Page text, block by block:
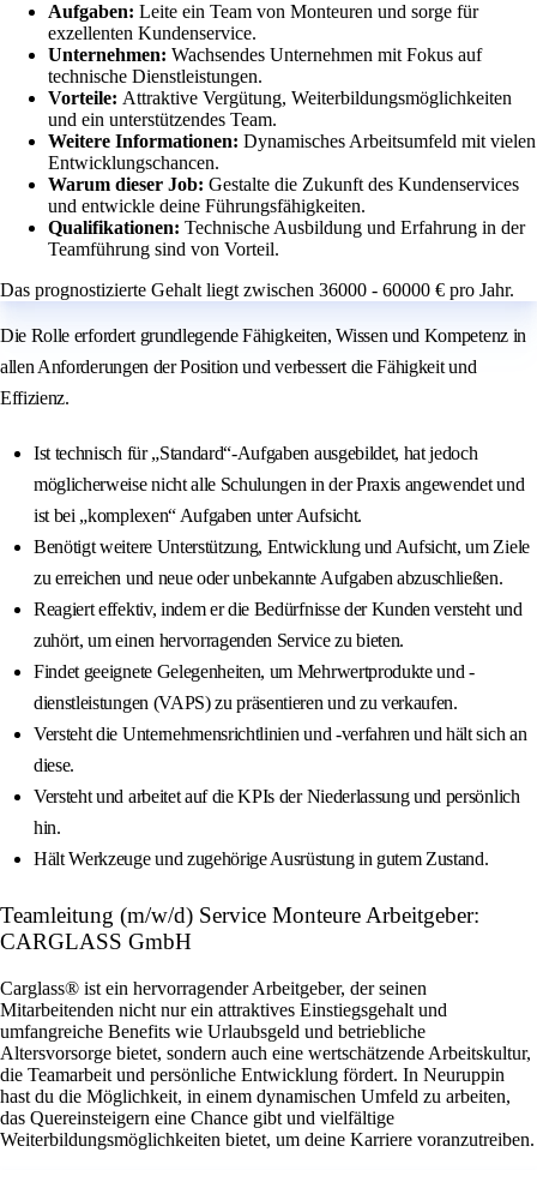
Aufgaben: Leite ein Team von Monteuren und sorge für
exzellenten Kundenservice.
Unternehmen: Wachsendes Unternehmen mit Fokus auf
technische Dienstleistungen.
Vorteile: Attraktive Vergütung, Weiterbildungsmöglichkeiten
und ein unterstützendes Team.
Weitere Informationen: Dynamisches Arbeitsumfeld mit vielen
Entwicklungschancen.
Warum dieser Job: Gestalte die Zukunft des Kundenservices
und entwickle deine Führungsfähigkeiten.
Qualifikationen: Technische Ausbildung und Erfahrung in der
Teamführung sind von Vorteil.
Das prognostizierte Gehalt liegt zwischen 36000 - 60000 € pro Jahr.
Die Rolle erfordert grundlegende Fähigkeiten, Wissen und Kompetenz in
allen Anforderungen der Position und verbessert die Fähigkeit und
Effizienz.
Ist technisch für „Standard“-Aufgaben ausgebildet, hat jedoch
möglicherweise nicht alle Schulungen in der Praxis angewendet und
ist bei „komplexen“ Aufgaben unter Aufsicht.
Benötigt weitere Unterstützung, Entwicklung und Aufsicht, um Ziele
zu erreichen und neue oder unbekannte Aufgaben abzuschließen.
Reagiert effektiv, indem er die Bedürfnisse der Kunden versteht und
zuhört, um einen hervorragenden Service zu bieten.
Findet geeignete Gelegenheiten, um Mehrwertprodukte und -
dienstleistungen (VAPS) zu präsentieren und zu verkaufen.
Versteht die Unternehmensrichtlinien und -verfahren und hält sich an
diese.
Versteht und arbeitet auf die KPIs der Niederlassung und persönlich
hin.
Hält Werkzeuge und zugehörige Ausrüstung in gutem Zustand.
Teamleitung (m/w/d) Service Monteure Arbeitgeber:
CARGLASS GmbH
Carglass® ist ein hervorragender Arbeitgeber, der seinen
Mitarbeitenden nicht nur ein attraktives Einstiegsgehalt und
umfangreiche Benefits wie Urlaubsgeld und betriebliche
Altersvorsorge bietet, sondern auch eine wertschätzende Arbeitskultur,
die Teamarbeit und persönliche Entwicklung fördert. In Neuruppin
hast du die Möglichkeit, in einem dynamischen Umfeld zu arbeiten,
das Quereinsteigern eine Chance gibt und vielfältige
Weiterbildungsmöglichkeiten bietet, um deine Karriere voranzutreiben.